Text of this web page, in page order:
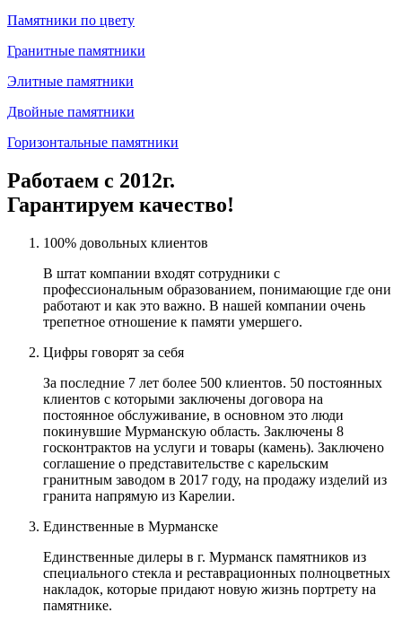
Памятники по цвету
Гранитные памятники
Элитные памятники
Двойные памятники
Горизонтальные памятники
Работаем с 2012г.
Гарантируем качество!
100% довольных клиентов
В штат компании входят сотрудники с
профессиональным образованием, понимающие где они
работают и как это важно. В нашей компании очень
трепетное отношение к памяти умершего.
Цифры говорят за себя
За последние 7 лет более 500 клиентов. 50 постоянных
клиентов с которыми заключены договора на
постоянное обслуживание, в основном это люди
покинувшие Мурманскую область. Заключены 8
госконтрактов на услуги и товары (камень). Заключено
соглашение о представительстве с карельским
гранитным заводом в 2017 году, на продажу изделий из
гранита напрямую из Карелии.
Единственные в Мурманске
Единственные дилеры в г. Мурманск памятников из
специального стекла и реставрационных полноцветных
накладок, которые придают новую жизнь портрету на
памятнике.